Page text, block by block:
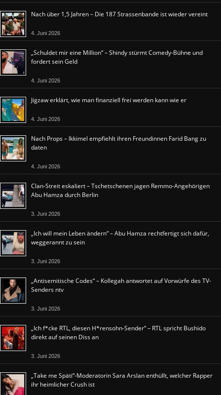
Nach über 1,5 Jahren – Die 187 Strassenbande ist wieder vereint
4. Juni 2026
„Schuldet mir eine Million“ – Shindy stürmt Comedy-Bühne und
fordert sein Geld
4. Juni 2026
Jigzaw erklärt, wie man finanziell frei werden kann wie er
4. Juni 2026
Nach Props – Ikkimel empfiehlt ihren Freundinnen Farid Bang zu
daten
4. Juni 2026
Clan-Streit eskaliert – Tschetschenen jagen Remmo-Angehörigen
Abu Hamza durch Berlin
3. Juni 2026
„Ich will mein Leben ändern“ – Abu Hamza rechtfertigt sich dafür,
weggerannt zu sein
3. Juni 2026
„Antisemitische Codes“ – Kollegah antwortet auf Vorwürfe des TV-
Senders ntv
3. Juni 2026
„Ich f*cke RTL, diesen H*rensohn-Sender“ – RTL spricht Bushido
direkt auf seinen Diss an
3. Juni 2026
„Take me Späti“-Moderatorin Sara Arslan enthüllt, welcher Rapper
ihr heimlicher Crush ist